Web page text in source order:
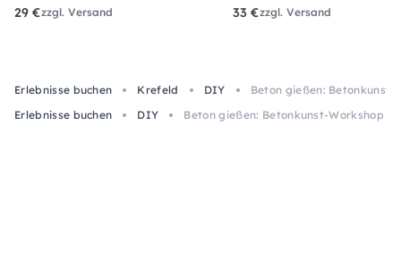
29 €zzgl. Versand 33 €zzgl. Versand
Erlebnisse buchen Krefeld DIY
Beton gießen:
Erlebnisse buchen
DIY Beton gießen: Betonkunst-Workshop